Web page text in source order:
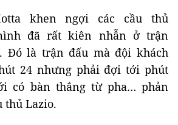
khen ngợi các cầu thủ
đã rất kiên nhẫn ở trận
Đó là trận đấu mà đội khách
24 nhưng phải đợi tới phút
có bàn thắng từ pha… phản
thủ Lazio.